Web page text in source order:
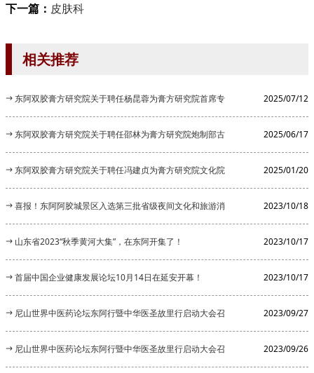
下一篇： 皮肤科
相关推荐
东阿双胶膏方研究院关于聘任杨昆蓉为膏方研究院首席专
家的公告
2025/07/12
东阿双胶膏方研究院关于聘任邵林为膏方研究院炮制部古
法炮制顾...
2025/06/17
东阿双胶膏方研究院关于聘任冯建贞为膏方研究院文化院
长的公告
2025/01/20
喜报！东阿阿胶城景区入选第三批省级夜间文化和旅游消
费集聚区
2023/10/18
山东省2023“秋季黄河大集”，在东阿开集了！ 2023/10/17
首届中国企业健康发展论坛10月14日在延安开幕！ 2023/10/17
尼山世界中医药论坛东阿行暨中华医圣故里行启动大会召
开
2023/09/27
尼山世界中医药论坛东阿行暨中华医圣故里行启动大会召 2023/09/26